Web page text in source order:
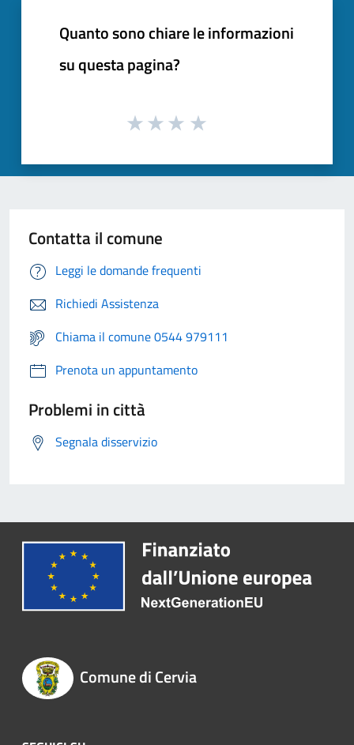
Quanto sono chiare le informazioni
su questa pagina?
Contatta il comune
Leggi le domande frequenti
Richiedi Assistenza
Chiama il comune 0544 979111
Prenota un appuntamento
Problemi in città
Segnala disservizio
Comune di Cervia